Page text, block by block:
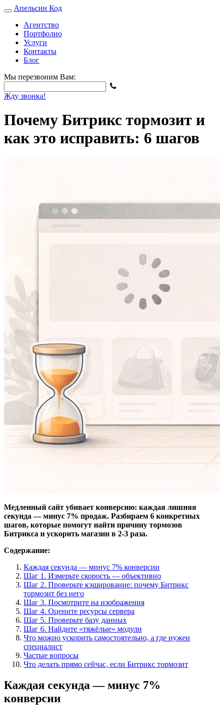
Апельсин Код
Агентство
Портфолио
Услуги
Контакты
Блог
Мы перезвоним Вам:
Жду звонка!
Почему Битрикс тормозит и
как это исправить: 6 шагов
Медленный сайт убивает конверсию: каждая лишняя
секунда — минус 7% продаж. Разбираем 6 конкретных
шагов, которые помогут найти причину тормозов
Битрикса и ускорить магазин в 2-3 раза.
Содержание:
Каждая секунда — минус 7% конверсии
Шаг 1. Измерьте скорость — объективно
Шаг 2. Проверьте кэширование: почему Битрикс
тормозит без него
Шаг 3. Посмотрите на изображения
Шаг 4. Оцените ресурсы сервера
Шаг 5. Проверьте базу данных
Шаг 6. Найдите «тяжёлые» модули
Что можно ускорить самостоятельно, а где нужен
специалист
Частые вопросы
Что делать прямо сейчас, если Битрикс тормозит
Каждая секунда — минус 7%
конверсии